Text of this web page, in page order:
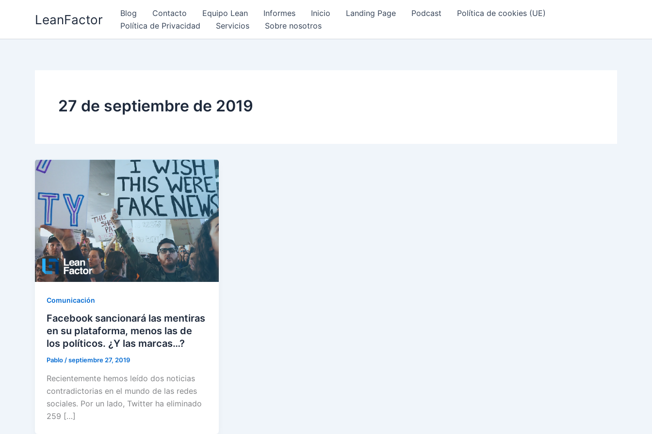
LeanFactor Blog Contacto Equipo Lean Informes Inicio Landing Page Podcast
Política de cookies (UE)
Política de Privacidad
Servicios Sobre nosotros
27 de septiembre de 2019
Comunicación
Facebook sancionará las mentiras
en su plataforma, menos las de
los políticos. ¿Y las marcas…?
Pablo/septiembre 27, 2019
Recientemente hemos leído dos noticias
contradictorias en el mundo de las redes
sociales. Por un lado, Twitter ha eliminado
259 […]